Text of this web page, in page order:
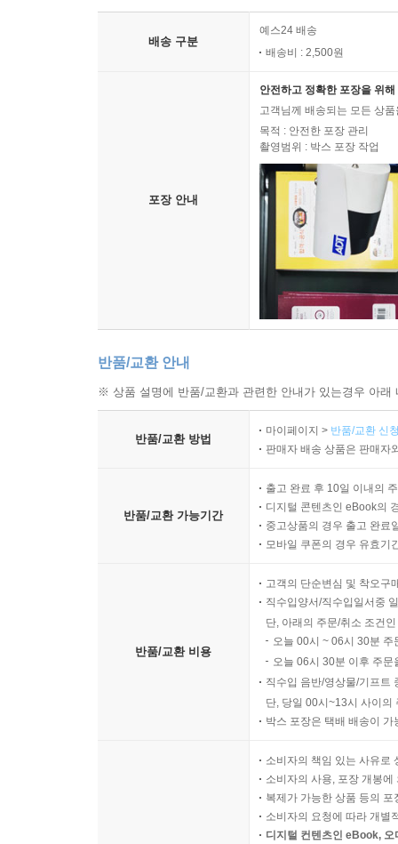
배송 구분
예스24 배송
배송비 : 2,500원
포장 안내
안전하고 정확한 포장을 위
고객님께 배송되는 모든 상
목적 : 안전한 포장 관리
촬영범위 : 박스 포장 작업
반품/교환 안내
※ 상품 설명에 반품/교환과 관련한 안내가 있는경우 아
반품/교환 방법
마이페이지 > 반품/교환 신
판매자 배송 상품은 판매자
반품/교환 가능기간
출고 완료 후 10일 이내의
디지털 콘텐츠인 eBook의
중고상품의 경우 출고 완료
모바일 쿠폰의 경우 유효기
반품/교환 비용
고객의 단순변심 및 착오구
직수입양서/직수입일서중
단, 아래의 주문/취소 조건
오늘 00시 ~ 06시 30분
오늘 06시 30분 이후 주
직수입 음반/영상물/기프트
단, 당일 00시~13시 사이의
박스 포장은 택배 배송이
소비자의 책임 있는 사유로
소비자의 사용, 포장 개봉
복제가 가능한 상품 등의
소비자의 요청에 따라 개별
디지털 컨텐츠인 eBook,